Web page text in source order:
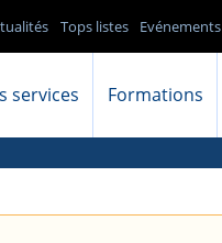
Evénements
Tops listes
services Formations